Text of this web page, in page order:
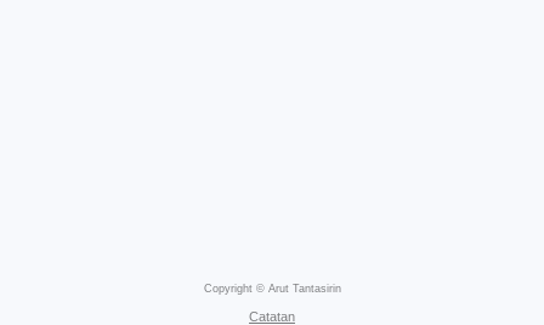
Copyright © Arut Tantasirin
Catatan